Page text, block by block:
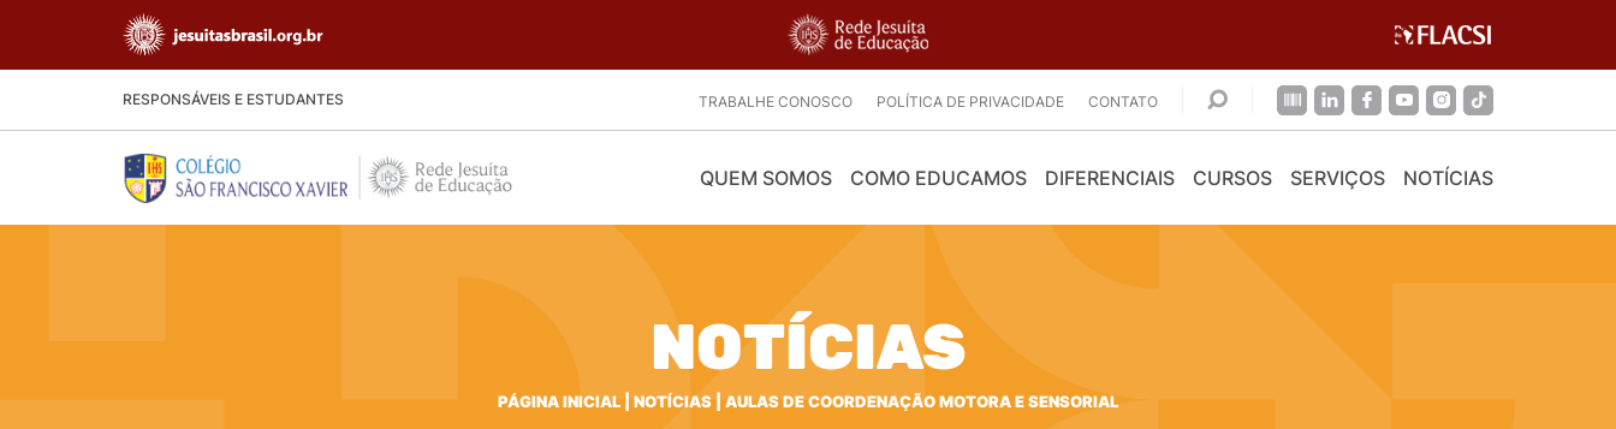
RESPONSÁVEIS E ESTUDANTES TRABALHE CONOSCO POLÍTICA DE PRIVACIDADE CONTATO
QUEM SOMOS COMO EDUCAMOS DIFERENCIAIS CURSOS SERVIÇOS NOTÍCIAS
NOTÍCIAS
PÁGINA INICIAL NOTÍCIAS AULAS DE COORDENAÇÃO MOTORA E SENSORIAL